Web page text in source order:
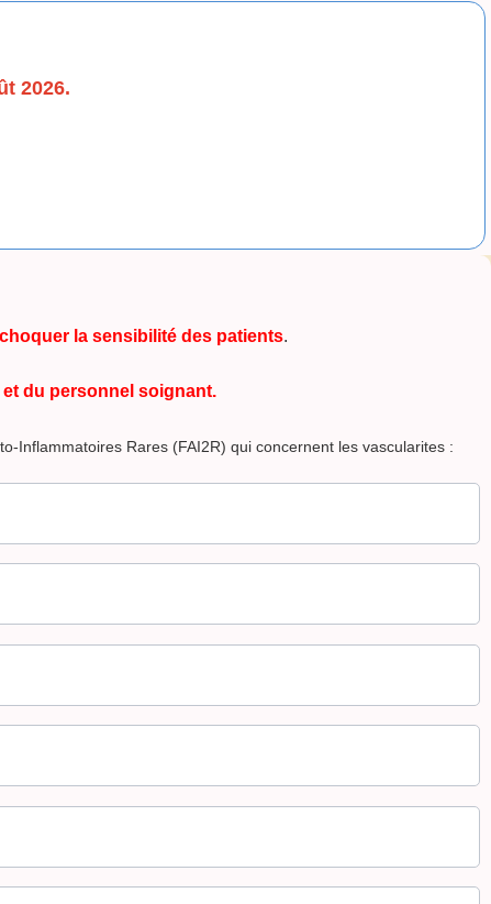
2026.
la sensibilité des patients.
du personnel soignant.
Inflammatoires Rares (FAI2R) qui concernent les vascularites :